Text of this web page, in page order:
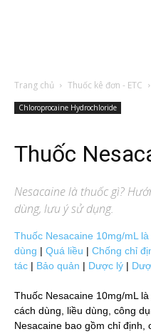
Trang chủ Thuốc kê đơn - ETC
Chloroprocaine Hydrochloride
Thuốc
Nesacainelà thuốc gì?
dùng, lưu ý sử dụng.
Thuốc Nesacaine 10mg/mL là
dùng | Quá liều | Chống chỉ
tác | Bảo quản | Dược lý |
Thuốc Nesacaine 10mg/mL
cách dùng, liều dùng, công
Nesacaine bao gồm chỉ định,